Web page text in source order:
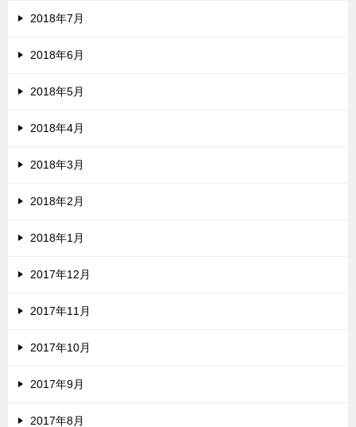
2018年7月
2018年6月
2018年5月
2018年4月
2018年3月
2018年2月
2018年1月
2017年12月
2017年11月
2017年10月
2017年9月
2017年8月